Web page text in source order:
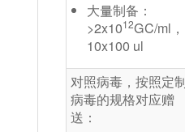
⼤量制备：
>2x1012GC/ml，
10x100 ul
对照病毒，按照定
病毒的规格对应赠
送：